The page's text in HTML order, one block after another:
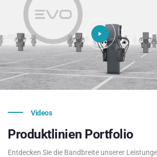
Videos
Produktlinien Portfolio
Entdecken Sie die Bandbreite unserer